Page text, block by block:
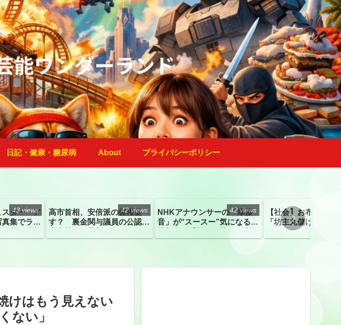
日記・健康・糖尿病 About プライバシーポリシー
スター・ア
集でラン
異例の大
43 views
高市首相、安倍派の復権促
す？ 裏金関与議員の公認、
42 views
NHKアナウンサーの「摩擦
音」が“スースー”気になる指
聴こえる。聴きづらい」
42 views
【社会】お布施、戒
「坊主丸儲け」は
ほとんどが年収３０
下「地方の寺の僧侶
けはもう見えない
ない」